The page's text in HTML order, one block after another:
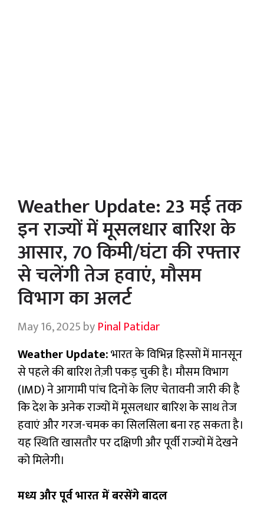
Weather Update: 23 मई तक
इन राज्यों में मूसलधार बारिश के
आसार, 70 किमी/घंटा की रफ्तार
से चलेंगी तेज हवाएं, मौसम
विभाग का अलर्ट
May 16, 2025byPinal Patidar
Weather Update:भारत के विभिन्न हिस्सों में मानसून
से पहले की बारिश तेज़ी पकड़ चुकी है। मौसम विभाग
(IMD) ने आगामी पांच दिनों के लिए चेतावनी जारी की है
कि देश के अनेक राज्यों में मूसलधार बारिश के साथ तेज
हवाएं और गरज-चमक का सिलसिला बना रह सकता है।
यह स्थिति खासतौर पर दक्षिणी और पूर्वी राज्यों में देखने
को मिलेगी।
मध्य और पूर्व भारत में बरसेंगे बादल